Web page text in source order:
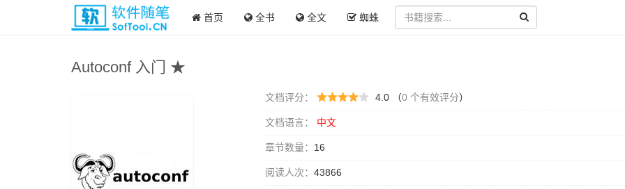
首页 全书 全文 蜘蛛
Autoconf 入门 ★
文档评分： 4.0 （0 个有效评分）
文档语言： 中文
章节数量： 16
阅读人次： 43866